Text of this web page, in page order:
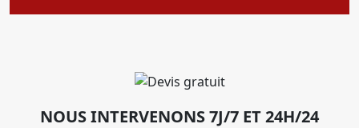
NOUS INTERVENONS 7J/7 ET 24H/24